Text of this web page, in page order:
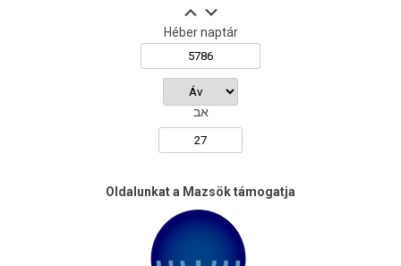
Héber naptár
אב
Oldalunkat a Mazsök támogatja